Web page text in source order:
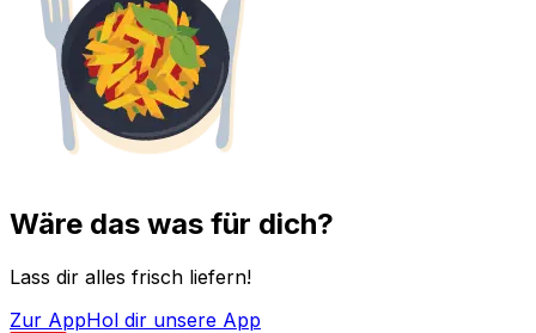
Wäre das was für dich?
Lass dir alles frisch liefern!
Zur AppHol dir unsere App